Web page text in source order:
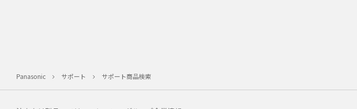
Panasonic サポート サポート商品検索